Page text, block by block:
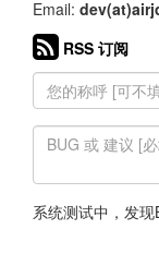
Email:
RSS 订阅
系统测试中，发